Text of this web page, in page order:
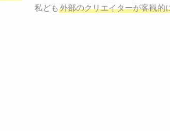
へ届けるために、適切な方法を企画しご提案
私ども 外部のクリエイターが客観的